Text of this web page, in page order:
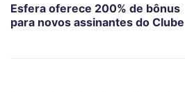
Esfera oferece 200% de bônus
para novos assinantes do Clube